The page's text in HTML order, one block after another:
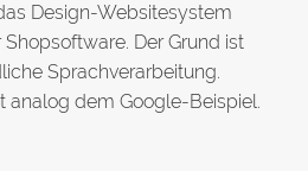
Design-Websitesystem
Der Grund ist
Sprachverarbeitung.
analog dem Google-Beispiel.